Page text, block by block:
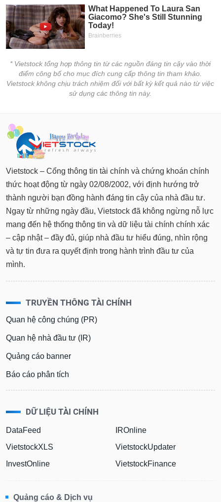
* Vietstock tổng hợp thông tin từ các nguồn đáng tin cậy vào thời
điểm công bố cho mục đích cung cấp thông tin tham khảo.
Vietstock không chịu trách nhiệm đối với bất kỳ kết quả nào từ việc
sử dụng các thông tin này.
Vietstock – Cổng thông tin tài chính và chứng khoán chính
thức hoạt động từ ngày 02/08/2002, với định hướng trở
thành người bạn đồng hành đáng tin cậy của nhà đầu tư.
Ngay từ những ngày đầu, Vietstock đã không ngừng nỗ lực
mang đến hệ thống thông tin và dữ liệu tài chính chính xác
– cập nhật – đầy đủ, giúp nhà đầu tư hiểu đúng, nhìn rộng
và tự tin đưa ra quyết định trong hành trình đầu tư của
mình.
TRUYỀN THÔNG TÀI CHÍNH
Quan hệ công chúng (PR)
Quan hệ nhà đầu tư (IR)
Quảng cáo banner
Báo cáo phân tích
DỮ LIỆU TÀI CHÍNH
DataFeed
VietstockXLS
InvestOnline
IROnline
VietstockUpdater
VietstockFinance
Quảng cáo & Dịch vụ
Công
đầu
Truyền
thông
chính
Dữ
liệu
tài
chính